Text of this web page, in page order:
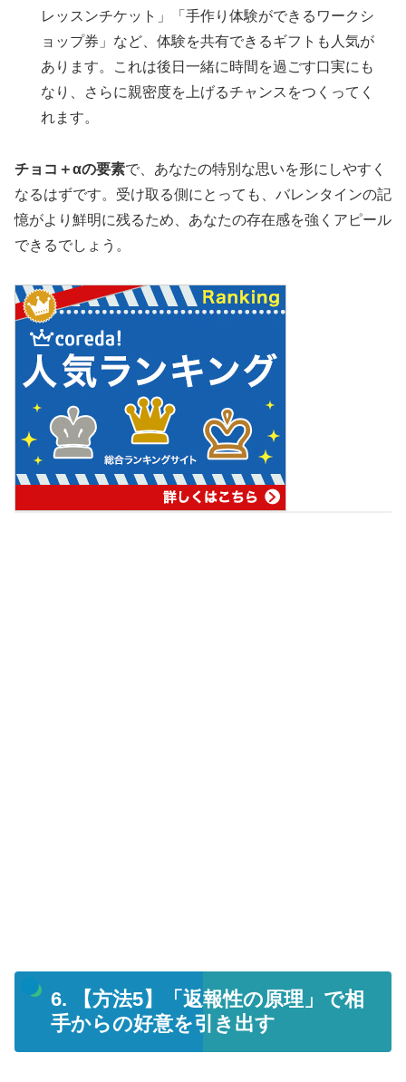
レッスンチケット」「手作り体験ができるワークシ
ョップ券」など、体験を共有できるギフトも人気が
あります。これは後日一緒に時間を過ごす口実にも
なり、さらに親密度を上げるチャンスをつくってく
れます。
チョコ＋αの要素で、あなたの特別な思いを形にしやすく
なるはずです。受け取る側にとっても、バレンタインの記
憶がより鮮明に残るため、あなたの存在感を強くアピール
できるでしょう。
6. 【方法5】「返報性の原理」で相
手からの好意を引き出す